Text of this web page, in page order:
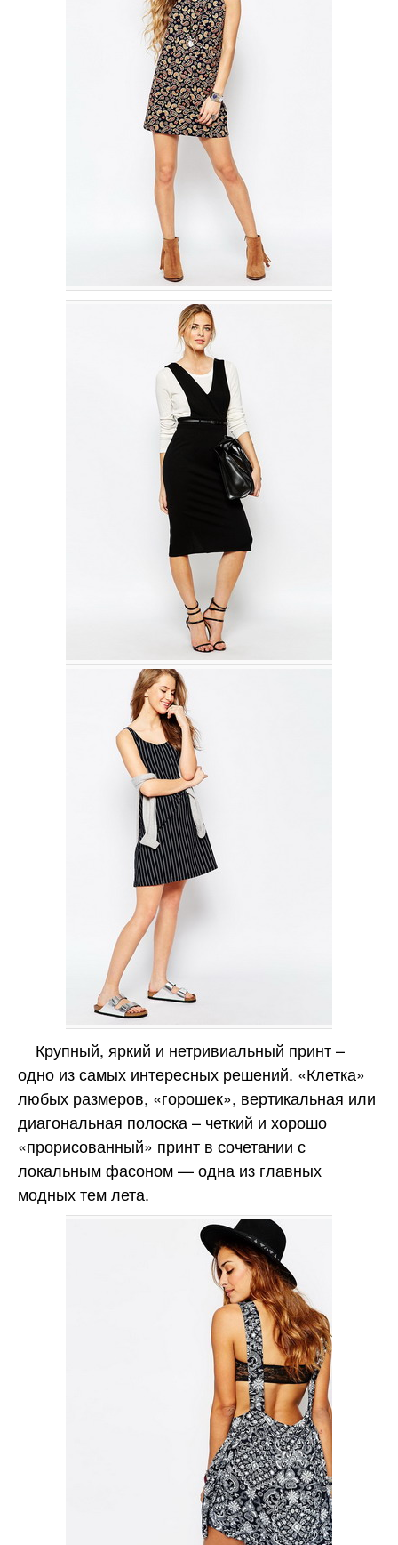
Крупный, яркий и нетривиальный принт –
одно из самых интересных решений. «Клетка»
любых размеров, «горошек», вертикальная или
диагональная полоска – четкий и хорошо
«прорисованный» принт в сочетании с
локальным фасоном — одна из главных
модных тем лета.